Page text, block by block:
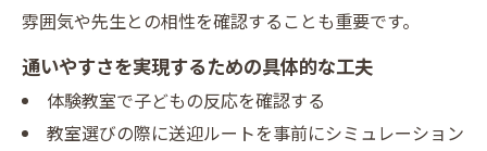
較ポイント
地元で始める習い事デビューが成長につな
がる理由
小国町教育委員会住所で安心な教室情報を
雰囲気や先生との相性を確認することも重要です。
通いやすさを実現するための具体的な工夫
体験教室で子どもの反応を確認する
教室選びの際に送迎ルートを事前にシミュレーション